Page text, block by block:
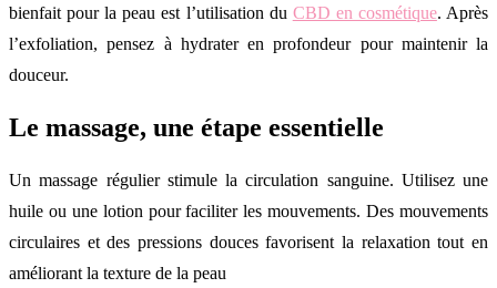
bienfait pour la peau est l’utilisation du CBD en cosmétique. Après
l’exfoliation, pensez à hydrater en profondeur pour maintenir la
douceur.
Le massage, une étape essentielle
Un massage régulier stimule la circulation sanguine. Utilisez une
huile ou une lotion pour faciliter les mouvements. Des mouvements
circulaires et des pressions douces favorisent la relaxation tout en
améliorant la texture de la peau